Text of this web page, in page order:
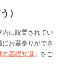
）
内に設置されてい
お墓参りができ
の基礎知識 」をご